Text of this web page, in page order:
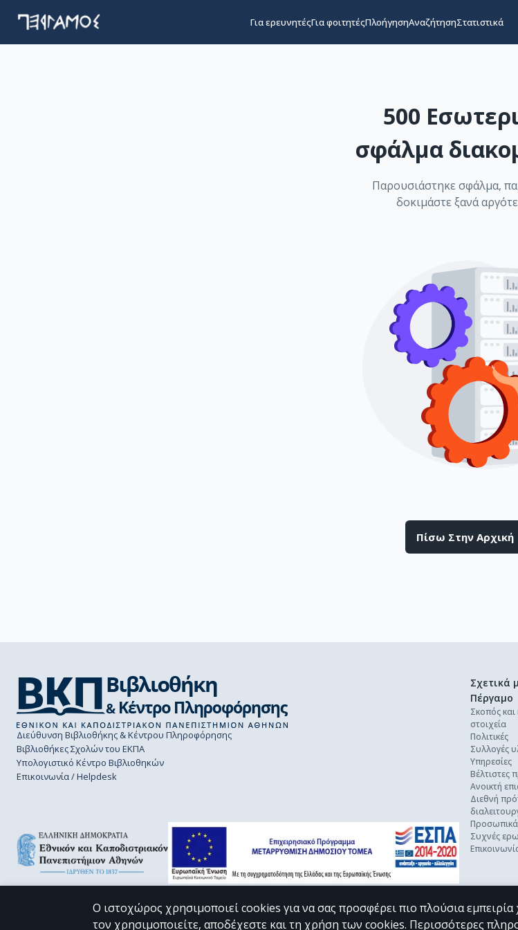
Για ερευνητέςΓια φοιτητέςΠλοήγησηΑναζήτησηΣτατιστικά
500
σφάλμα
Παρουσιάστηκε σφάλμα,
δοκιμάστε ξανά
Πίσω Στην Αρχική
Διεύθυνση Βιβλιοθήκης & Κέντρου Πληροφόρησης
Βιβλιοθήκες Σχολών του ΕΚΠΑ
Υπολογιστικό Κέντρο Βιβλιοθηκών
Επικοινωνία / Helpdesk
Σχετικά
Πέργαμο
Σκοπός και
στοιχεία
Πολιτικές
Συλλογές
Υπηρεσίες
Βέλτιστες
Ανοικτή
Διεθνή
Συχνές
Ο ιστοχώρος χρησιμοποιεί cookies για να σας προσφέρει πιο πλούσια
τον χρησιμοποιείτε, αποδέχεστε και τη χρήση των cookies. Περισσότερες